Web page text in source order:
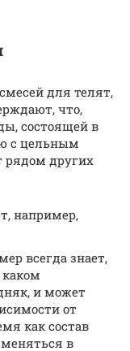
для телят,
что,
состоящей в
с цельным
рядом других
например,
всегда знает,
и может
от
как состав
в